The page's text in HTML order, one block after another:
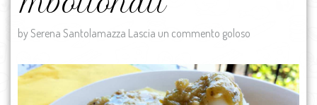
by Serena Santolamazza Lascia un commento goloso